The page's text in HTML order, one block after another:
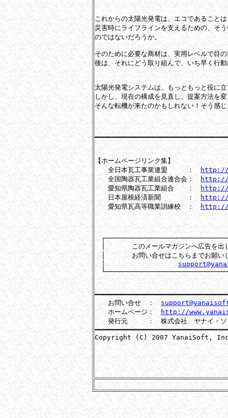
これからの太陽光発電は、エコであること
災害時にライフラインを支えるための、そ
のではないだろうか。
そのために必要な商材は、実用レベルで目
後は、それにどう取り組んで、いち早く行
太陽光発電システムは、もっともっと役に
しかし、現在の構成を見直し、提案方法を
そんな転機が来たのかもしれない！そう感
【ホームページリンク集】
全日本瓦工事業連盟　　　：
http://
全国陶器瓦工業組合連合会：
http://
愛知県陶器瓦工業組合　　：
http://
日本屋根経済新聞　　　　： http://
愛知県瓦高等職業訓練校　：
http://
│　　　　このメールマガジンへ広告を出
│　　　　お問い合せはこちらまでお願い
│
お問い合せ　：
ホームページ：
http://
発行元　　　：　株式会社　ヤナイ・ソ